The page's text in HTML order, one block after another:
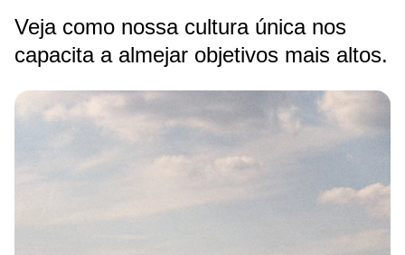
Veja como nossa cultura única nos
capacita a almejar objetivos mais altos.
Image